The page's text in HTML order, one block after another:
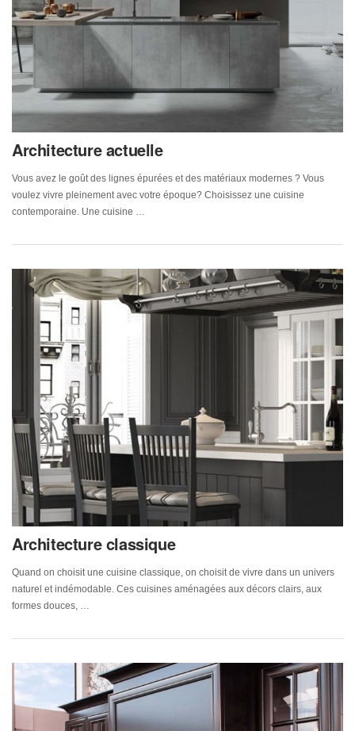
Architecture actuelle
Vous avez le goût des lignes épurées et des matériaux modernes ? Vous
voulez vivre pleinement avec votre époque? Choisissez une cuisine
contemporaine. Une cuisine …
Architecture classique
Quand on choisit une cuisine classique, on choisit de vivre dans un univers
naturel et indémodable. Ces cuisines aménagées aux décors clairs, aux
formes douces, …